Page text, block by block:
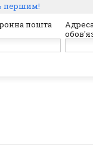
першим!
пошта